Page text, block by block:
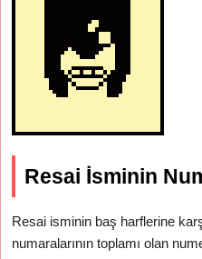
Resai İsminin
Resai isminin baş harflerine
numaralarının toplamı olan